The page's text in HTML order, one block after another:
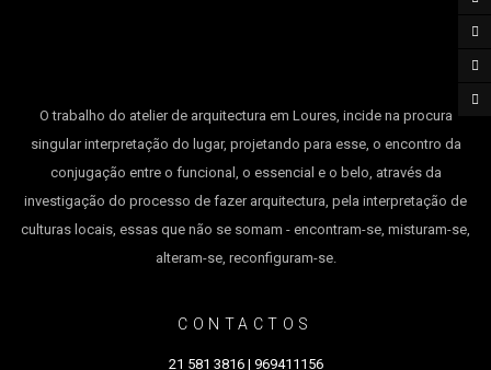
O trabalho do atelier de arquitectura em Loures, incide na procura
singular interpretação do lugar, projetando para esse, o encontro da
conjugação entre o funcional, o essencial e o belo, através da
investigação do processo de fazer arquitectura, pela interpretação de
culturas locais, essas que não se somam - encontram-se, misturam-se,
alteram-se, reconfiguram-se.
CONTACTOS
21 581 3816 | 969411156